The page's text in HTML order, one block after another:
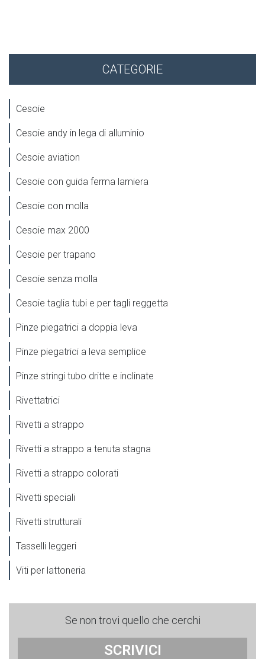
CATEGORIE
Cesoie
Cesoie andy in lega di alluminio
Cesoie aviation
Cesoie con guida ferma lamiera
Cesoie con molla
Cesoie max 2000
Cesoie per trapano
Cesoie senza molla
Cesoie taglia tubi e per tagli reggetta
Pinze piegatrici a doppia leva
Pinze piegatrici a leva semplice
Pinze stringi tubo dritte e inclinate
Rivettatrici
Rivetti a strappo
Rivetti a strappo a tenuta stagna
Rivetti a strappo colorati
Rivetti speciali
Rivetti strutturali
Tasselli leggeri
Viti per lattoneria
Se non trovi quello che cerchi
SCRIVICI